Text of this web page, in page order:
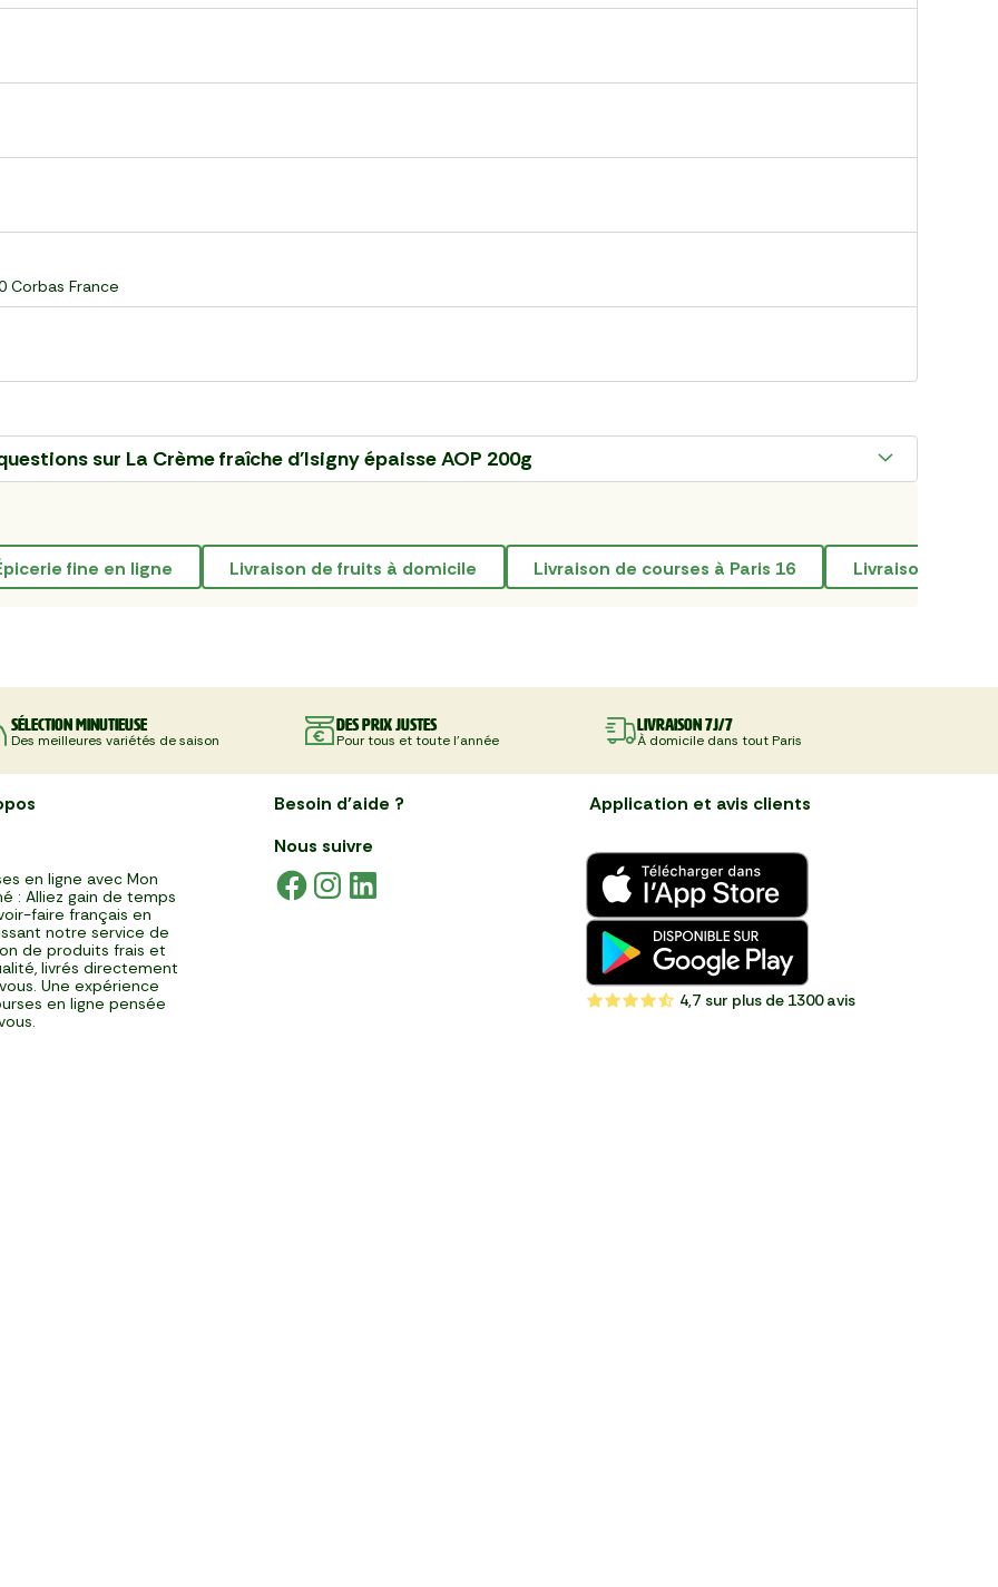
Corbas France
sur La Crème fraîche d'Isigny épaisse AOP 200g
épicerie fine en ligne livraison de fruits à domicile livraison de courses à Paris 16 Livraison de
Sélection minutieuse
Des meilleures variétés de saison
Des prix justes
Pour tous et toute l'année
Livraison 7J/7
À domicile dans tout Paris
en ligne avec Mon
: Alliez gain de temps
faire français en
notre service de
de produits frais et
livrés directement
Une expérience
en ligne pensée
Besoin d'aide ?
Nous suivre
Application et avis clients
4,7 sur plus de 1300 avis